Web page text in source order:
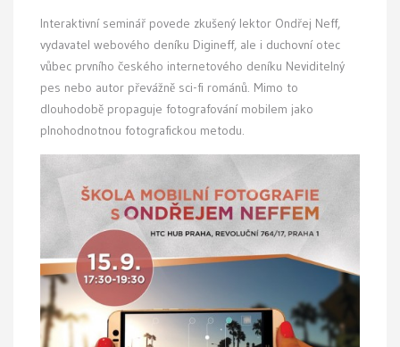
Interaktivní seminář povede zkušený lektor Ondřej Neff,
vydavatel webového deníku Digineff, ale i duchovní otec
vůbec prvního českého internetového deníku Neviditelný
pes nebo autor převážně sci-fi románů. Mimo to
dlouhodobě propaguje fotografování mobilem jako
plnohodnotnou fotografickou metodu.